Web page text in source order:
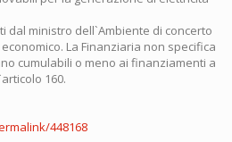
dal ministro dell`Ambiente di concerto
La Finanziaria non specifica
cumulabili o meno ai finanziamenti a
160.
448168